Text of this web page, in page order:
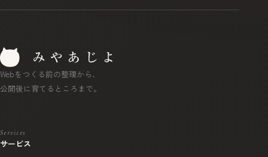
Webをつくる前の整理から、
公開後に育てるところまで。
Services
サービス